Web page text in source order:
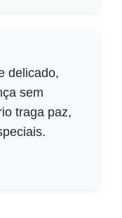
delicado,
sem
traga paz,